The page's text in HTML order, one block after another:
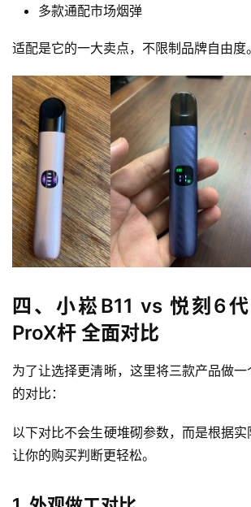
电
多款通配市场烟弹
适配是它的一大卖点，不限制品牌自由度。
四、小崧B11 vs 悦刻6
ProX杆 全面对比
为了让选择更清晰，这里将三款产品做
的对比：
以下对比不会生硬堆砌参数，而是根据实
让你的购买判断更轻松。